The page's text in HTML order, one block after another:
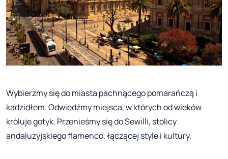
Wybierzmy się do miasta pachnącego pomarańczą i
kadzidłem. Odwiedźmy miejsca, w których od wieków
króluje gotyk. Przenieśmy się do Sewilli, stolicy
andaluzyjskiego flamenco, łączącej style i kultury.